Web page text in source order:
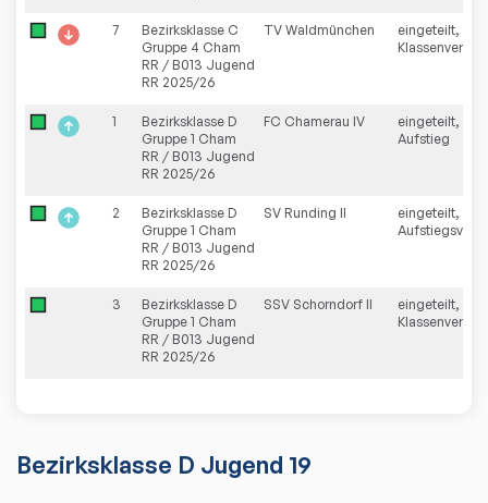
7
Bezirksklasse C
Gruppe 4 Cham
RR / B013 Jugend
RR 2025/26
TV Waldmünchen
eingeteilt,
1
Bezirksklasse D
Gruppe 1 Cham
RR / B013 Jugend
RR 2025/26
FC Chamerau IV
eingeteilt,
Aufstieg
2
Bezirksklasse D
Gruppe 1 Cham
RR / B013 Jugend
RR 2025/26
SV Runding II
eingeteilt,
3
Bezirksklasse D
Gruppe 1 Cham
RR / B013 Jugend
RR 2025/26
SSV Schorndorf II
eingeteilt,
Bezirksklasse D Jugend 19